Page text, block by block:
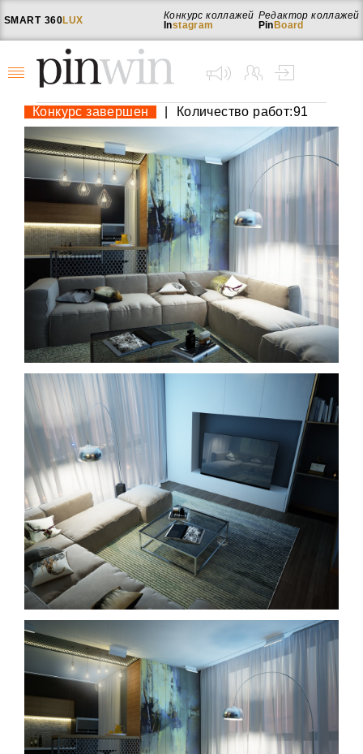
SMART 360LUX
Редактор коллажей
Pin Board
Конкурс коллажей
Instagram
Конкурс завершен Количество работ:91